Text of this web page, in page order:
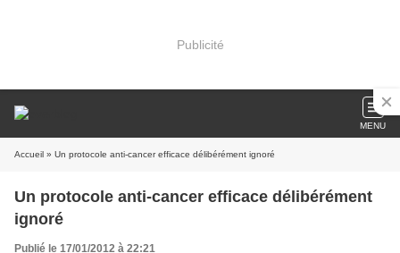
Publicité
MENU
Accueil » Un protocole anti-cancer efficace délibérément ignoré
Un protocole anti-cancer efficace délibérément
ignoré
Publié le 17/01/2012 à 22:21